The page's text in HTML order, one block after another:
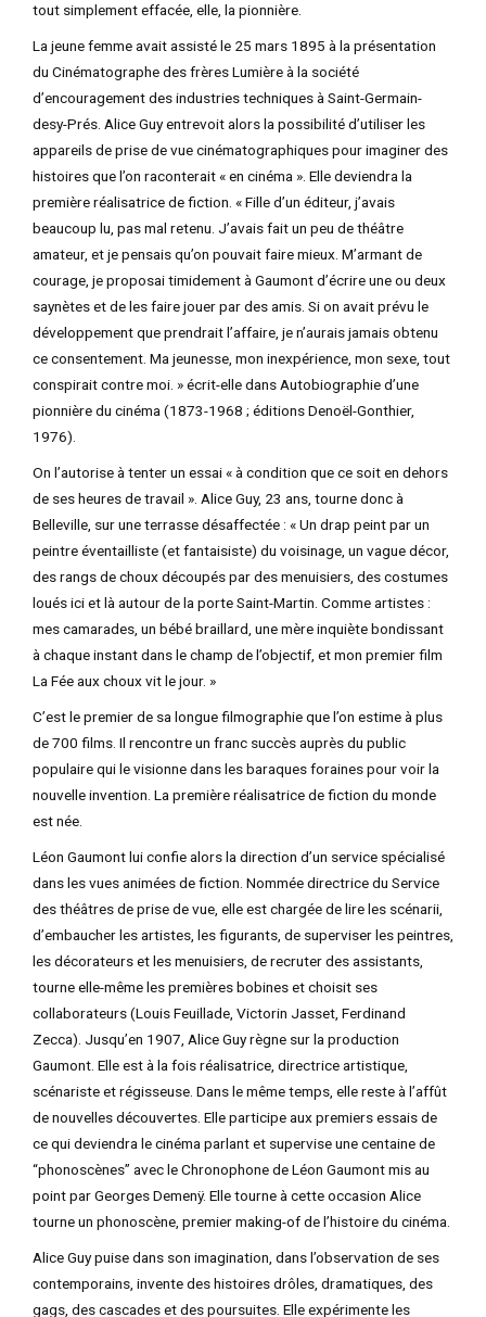
tout simplement effacée, elle, la pionnière.
La jeune femme avait assisté le 25 mars 1895 à la présentation
du Cinématographe des frères Lumière à la société
d’encouragement des industries techniques à Saint-Germain-
desy-Prés. Alice Guy entrevoit alors la possibilité d’utiliser les
appareils de prise de vue cinématographiques pour imaginer des
histoires que l’on raconterait « en cinéma ». Elle deviendra la
première réalisatrice de fiction. « Fille d’un éditeur, j’avais
beaucoup lu, pas mal retenu. J’avais fait un peu de théâtre
amateur, et je pensais qu’on pouvait faire mieux. M’armant de
courage, je proposai timidement à Gaumont d’écrire une ou deux
saynètes et de les faire jouer par des amis. Si on avait prévu le
développement que prendrait l’affaire, je n’aurais jamais obtenu
ce consentement. Ma jeunesse, mon inexpérience, mon sexe, tout
conspirait contre moi. » écrit-elle dans Autobiographie d’une
pionnière du cinéma (1873-1968 ; éditions Denoël-Gonthier,
1976).
On l’autorise à tenter un essai « à condition que ce soit en dehors
de ses heures de travail ». Alice Guy, 23 ans, tourne donc à
Belleville, sur une terrasse désaffectée : « Un drap peint par un
peintre éventailliste (et fantaisiste) du voisinage, un vague décor,
des rangs de choux découpés par des menuisiers, des costumes
loués ici et là autour de la porte Saint-Martin. Comme artistes :
mes camarades, un bébé braillard, une mère inquiète bondissant
à chaque instant dans le champ de l’objectif, et mon premier film
La Fée aux choux vit le jour. »
C’est le premier de sa longue filmographie que l’on estime à plus
de 700 films. Il rencontre un franc succès auprès du public
populaire qui le visionne dans les baraques foraines pour voir la
nouvelle invention. La première réalisatrice de fiction du monde
est née.
Léon Gaumont lui confie alors la direction d’un service spécialisé
dans les vues animées de fiction. Nommée directrice du Service
des théâtres de prise de vue, elle est chargée de lire les scénarii,
d’embaucher les artistes, les figurants, de superviser les peintres,
les décorateurs et les menuisiers, de recruter des assistants,
tourne elle-même les premières bobines et choisit ses
collaborateurs (Louis Feuillade, Victorin Jasset, Ferdinand
Zecca). Jusqu’en 1907, Alice Guy règne sur la production
Gaumont. Elle est à la fois réalisatrice, directrice artistique,
scénariste et régisseuse. Dans le même temps, elle reste à l’affût
de nouvelles découvertes. Elle participe aux premiers essais de
ce qui deviendra le cinéma parlant et supervise une centaine de
“phonoscènes” avec le Chronophone de Léon Gaumont mis au
point par Georges Demenÿ. Elle tourne à cette occasion Alice
tourne un phonoscène, premier making-of de l’histoire du cinéma.
Alice Guy puise dans son imagination, dans l’observation de ses
contemporains, invente des histoires drôles, dramatiques, des
gags, des cascades et des poursuites. Elle expérimente les